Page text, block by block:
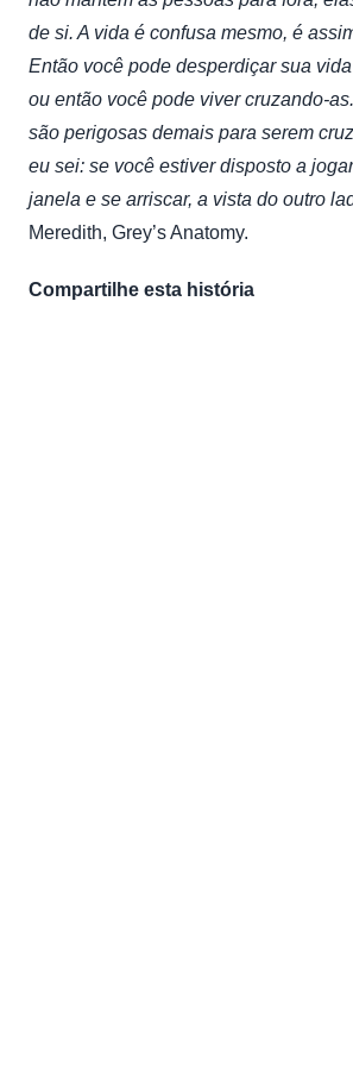
de si. A vida é confusa mesmo, é
Então você pode desperdiçar sua
ou então você pode viver cruzando-
são perigosas demais para serem
eu sei: se você estiver disposto a
janela e se arriscar, a vista do outro
Meredith, Grey’s Anatomy.
Compartilhe esta história